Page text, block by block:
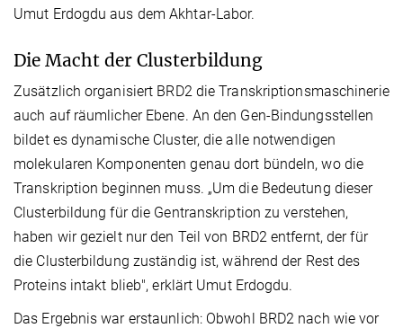
Umut Erdogdu aus dem Akhtar-Labor.
Die Macht der Clusterbildung
Zusätzlich organisiert BRD2 die Transkriptionsmaschinerie
auch auf räumlicher Ebene. An den Gen-Bindungsstellen
bildet es dynamische Cluster, die alle notwendigen
molekularen Komponenten genau dort bündeln, wo die
Transkription beginnen muss. „Um die Bedeutung dieser
Clusterbildung für die Gentranskription zu verstehen,
haben wir gezielt nur den Teil von BRD2 entfernt, der für
die Clusterbildung zuständig ist, während der Rest des
Proteins intakt blieb", erklärt Umut Erdogdu.
Das Ergebnis war erstaunlich: Obwohl BRD2 nach wie vor